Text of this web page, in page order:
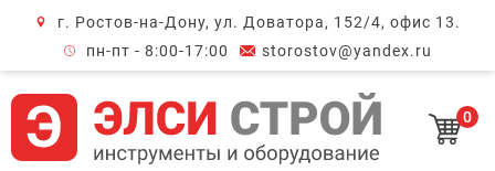
г. Ростов-на-Дону, ул. Доватора, 152/4, офис 13.
пн-пт - 8:00-17:00
storostov@yandex.ru
0